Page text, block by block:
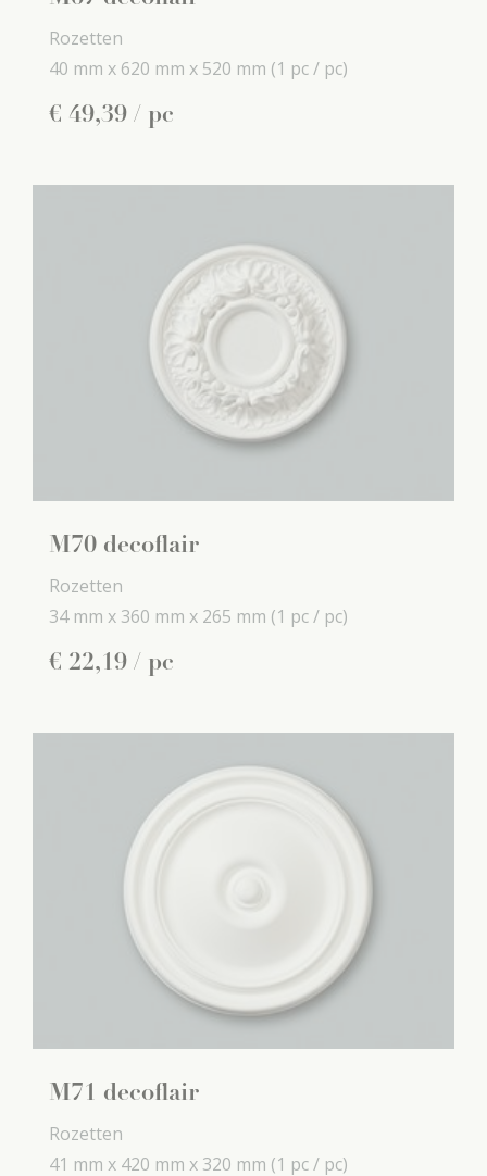
Rozetten
40 mm x 620 mm x 520 mm (1 pc / pc)
€ 49,39 / pc
M70 decoflair
Rozetten
34 mm x 360 mm x 265 mm (1 pc / pc)
€ 22,19 / pc
M71 decoflair
Rozetten
41 mm x 420 mm x 320 mm (1 pc / pc)